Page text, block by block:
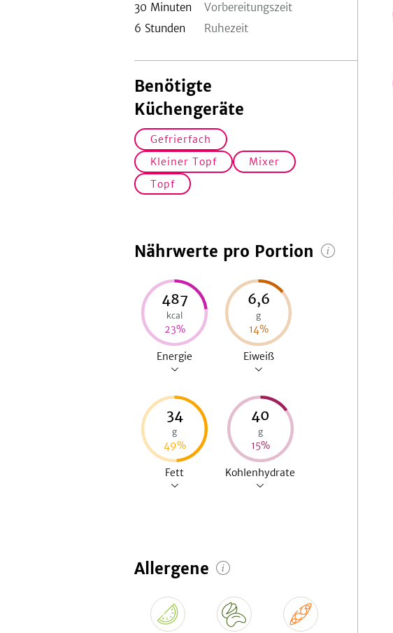
30 Minuten
Vorbereitungszeit
6 Stunden Ruhezeit
Benötigte
Küchengeräte
Gefrierfach
Kleiner Topf
Mixer
Topf
Nährwerte pro Portion
487
kcal
23%
Energie
6,6
g
14%
Eiweiß
34
g
49%
Fett
40
g
15%
Kohlenhydrate
Allergene